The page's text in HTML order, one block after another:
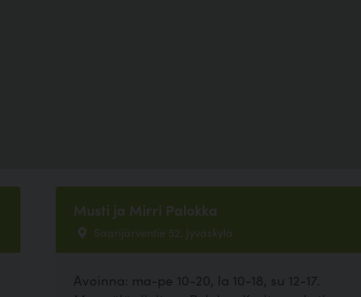
Musti ja Mirri Palokka
Saarijärventie 52, Jyväskylä
Avoinna: ma-pe 10-20, la 10-18, su 12-17.